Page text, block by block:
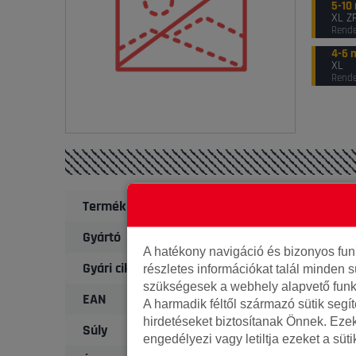
5-10
XL
4-6
XL
Termék
Gyártó
Gyári cikkszám
EAN
Súly
A hatékony navigáció és bizonyos
részletes információkat talál minden
szükségesek a webhely alapvető
A harmadik féltől származó sütik
hirdetéseket biztosítanak Önnek.
engedélyezi vagy letiltja ezeket a